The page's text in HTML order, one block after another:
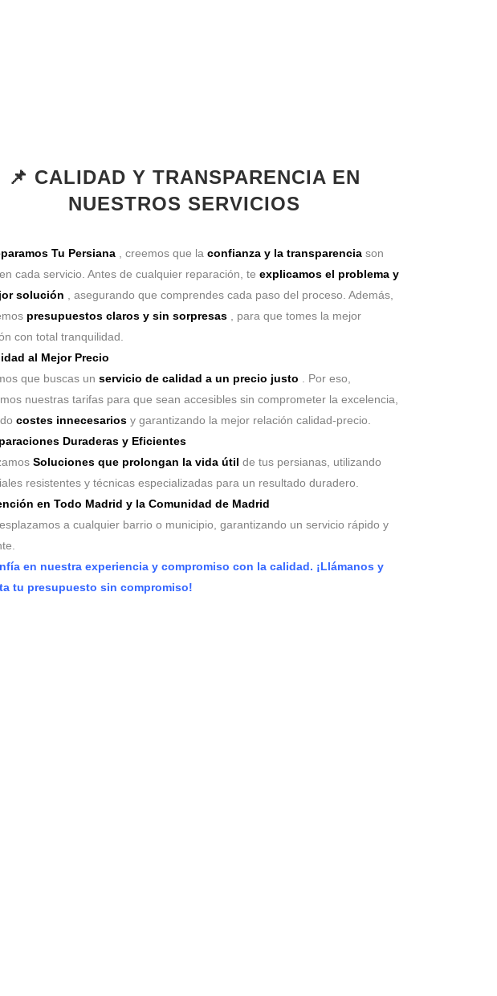
📌 CALIDAD Y TRANSPARENCIA EN
NUESTROS SERVICIOS
Tu Persiana , creemos que la confianza y la transparencia son
cada servicio. Antes de cualquier reparación, te explicamos el problema y
solución , asegurando que comprendes cada paso del proceso. Además,
presupuestos claros y sin sorpresas , para que tomes la mejor
con total tranquilidad.
al Mejor Precio
que buscas un servicio de calidad a un precio justo . Por eso,
nuestras tarifas para que sean accesibles sin comprometer la excelencia,
costes innecesarios y garantizando la mejor relación calidad-precio.
Duraderas y Eficientes
Soluciones que prolongan la vida útil de tus persianas, utilizando
resistentes y técnicas especializadas para un resultado duradero.
en Todo Madrid y la Comunidad de Madrid
a cualquier barrio o municipio, garantizando un servicio rápido y
en nuestra experiencia y compromiso con la calidad. ¡Llámanos y
tu presupuesto sin compromiso!